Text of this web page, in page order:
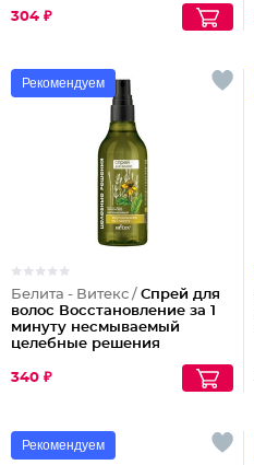
304 ₽
Рекомендуем
Белита - Витекс / Спрей для
волос Восстановление за 1
минуту несмываемый
целебные решения
340 ₽
Рекомендуем